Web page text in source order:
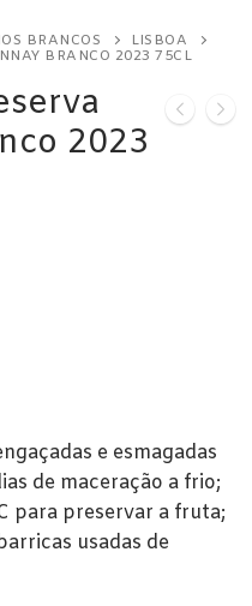
BRANCOS
LISBOA
BRANCO 2023 75CL
2023
e esmagadas
de maceração a frio;
para preservar a fruta;
usadas de